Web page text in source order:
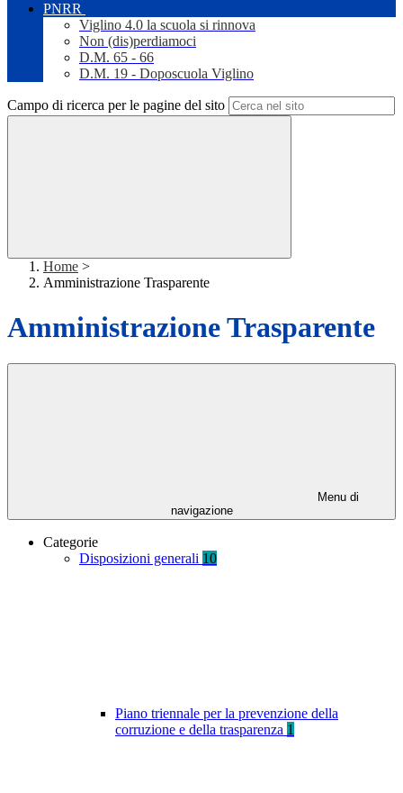
PNRR
Viglino 4.0 la scuola si rinnova
Non (dis)perdiamoci
D.M. 65 - 66
D.M. 19 - Doposcuola Viglino
Campo di ricerca per le pagine del sito
Home >
Amministrazione Trasparente
Amministrazione Trasparente
Menu di
navigazione
Categorie
Disposizioni generali 10
Piano triennale per la prevenzione della
corruzione e della trasparenza 1